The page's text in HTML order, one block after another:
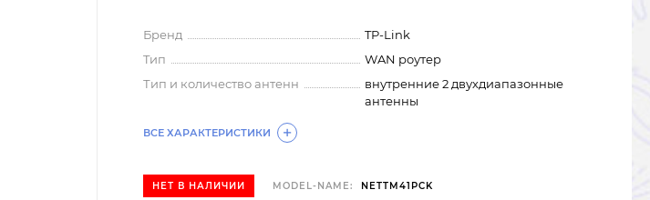
Бренд
TP-Link
Tип
WAN роутер
Тип и количество антенн
внутренние 2 двухдиапазонные
антенны
ВСЕ ХАРАКТЕРИСТИКИ
НЕТ В НАЛИЧИИ MODEL-NAME: NETTM41PCK